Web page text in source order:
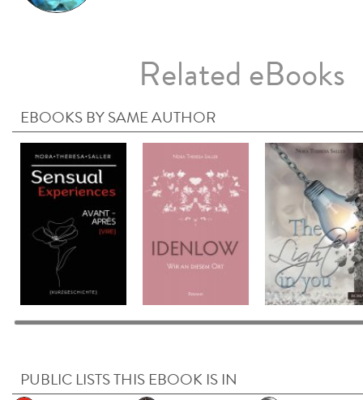
Related eBooks
EBOOKS BY SAME AUTHOR
PUBLIC LISTS THIS EBOOK IS IN